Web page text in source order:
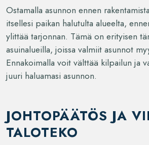
Ostamalla asunnon ennen
itsellesi paikan halutulta alueelta,
ylittää tarjonnan. Tämä on erityisen
asuinalueilla, joissa valmiit asunnot
Ennakoimalla voit välttää kilpailun ja
juuri haluamasi asunnon.
JOHTOPÄÄTÖS JA
TALOTEKO